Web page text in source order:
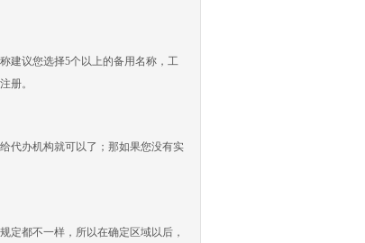
建议您选择5个以上的备用名称，工
册。
代办机构就可以了；那如果您没有实
都不一样，所以在确定区域以后，